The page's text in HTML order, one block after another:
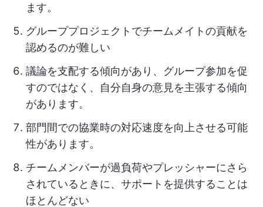
ます。
グループプロジェクトでチームメイトの貢献を
認めるのが難しい
議論を支配する傾向があり、グループ参加を促
すのではなく、自分自身の意見を主張する傾向
があります。
部門間での協業時の対応速度を向上させる可能
性があります。
チームメンバーが過負荷やプレッシャーにさら
されているときに、サポートを提供することは
ほとんどない